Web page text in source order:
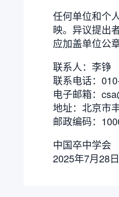
任何单位和个
映。异议提出
应加盖单位公
联系人：李铮
联系电话：
电子邮箱：
地址：北京市
邮政编码：
中国卒中学会
2025年7月28日